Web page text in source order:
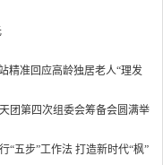
精准回应高龄独居老人“理发
团第四次组委会筹备会圆满举
“五步”工作法 打造新时代“枫”